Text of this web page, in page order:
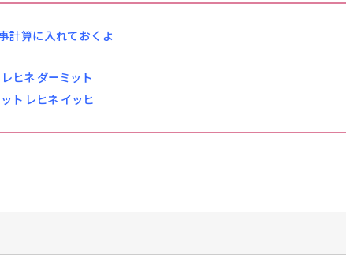
計算に入れておくよ
ヒネ ダーミット
ト レヒネ イッヒ